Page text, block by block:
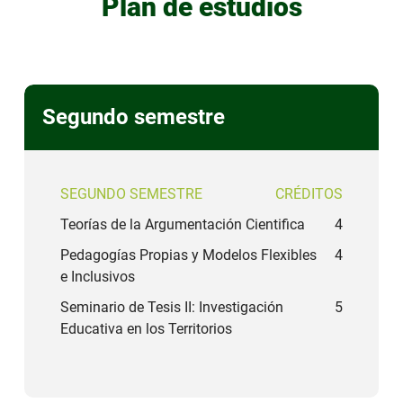
Plan de estudios
Segundo semestre
SEGUNDO SEMESTRE
CRÉDITOS
Teorías de la Argumentación Cientifica
4
Pedagogías Propias y Modelos Flexibles
e Inclusivos
4
Seminario de Tesis II: Investigación
Educativa en los Territorios
5